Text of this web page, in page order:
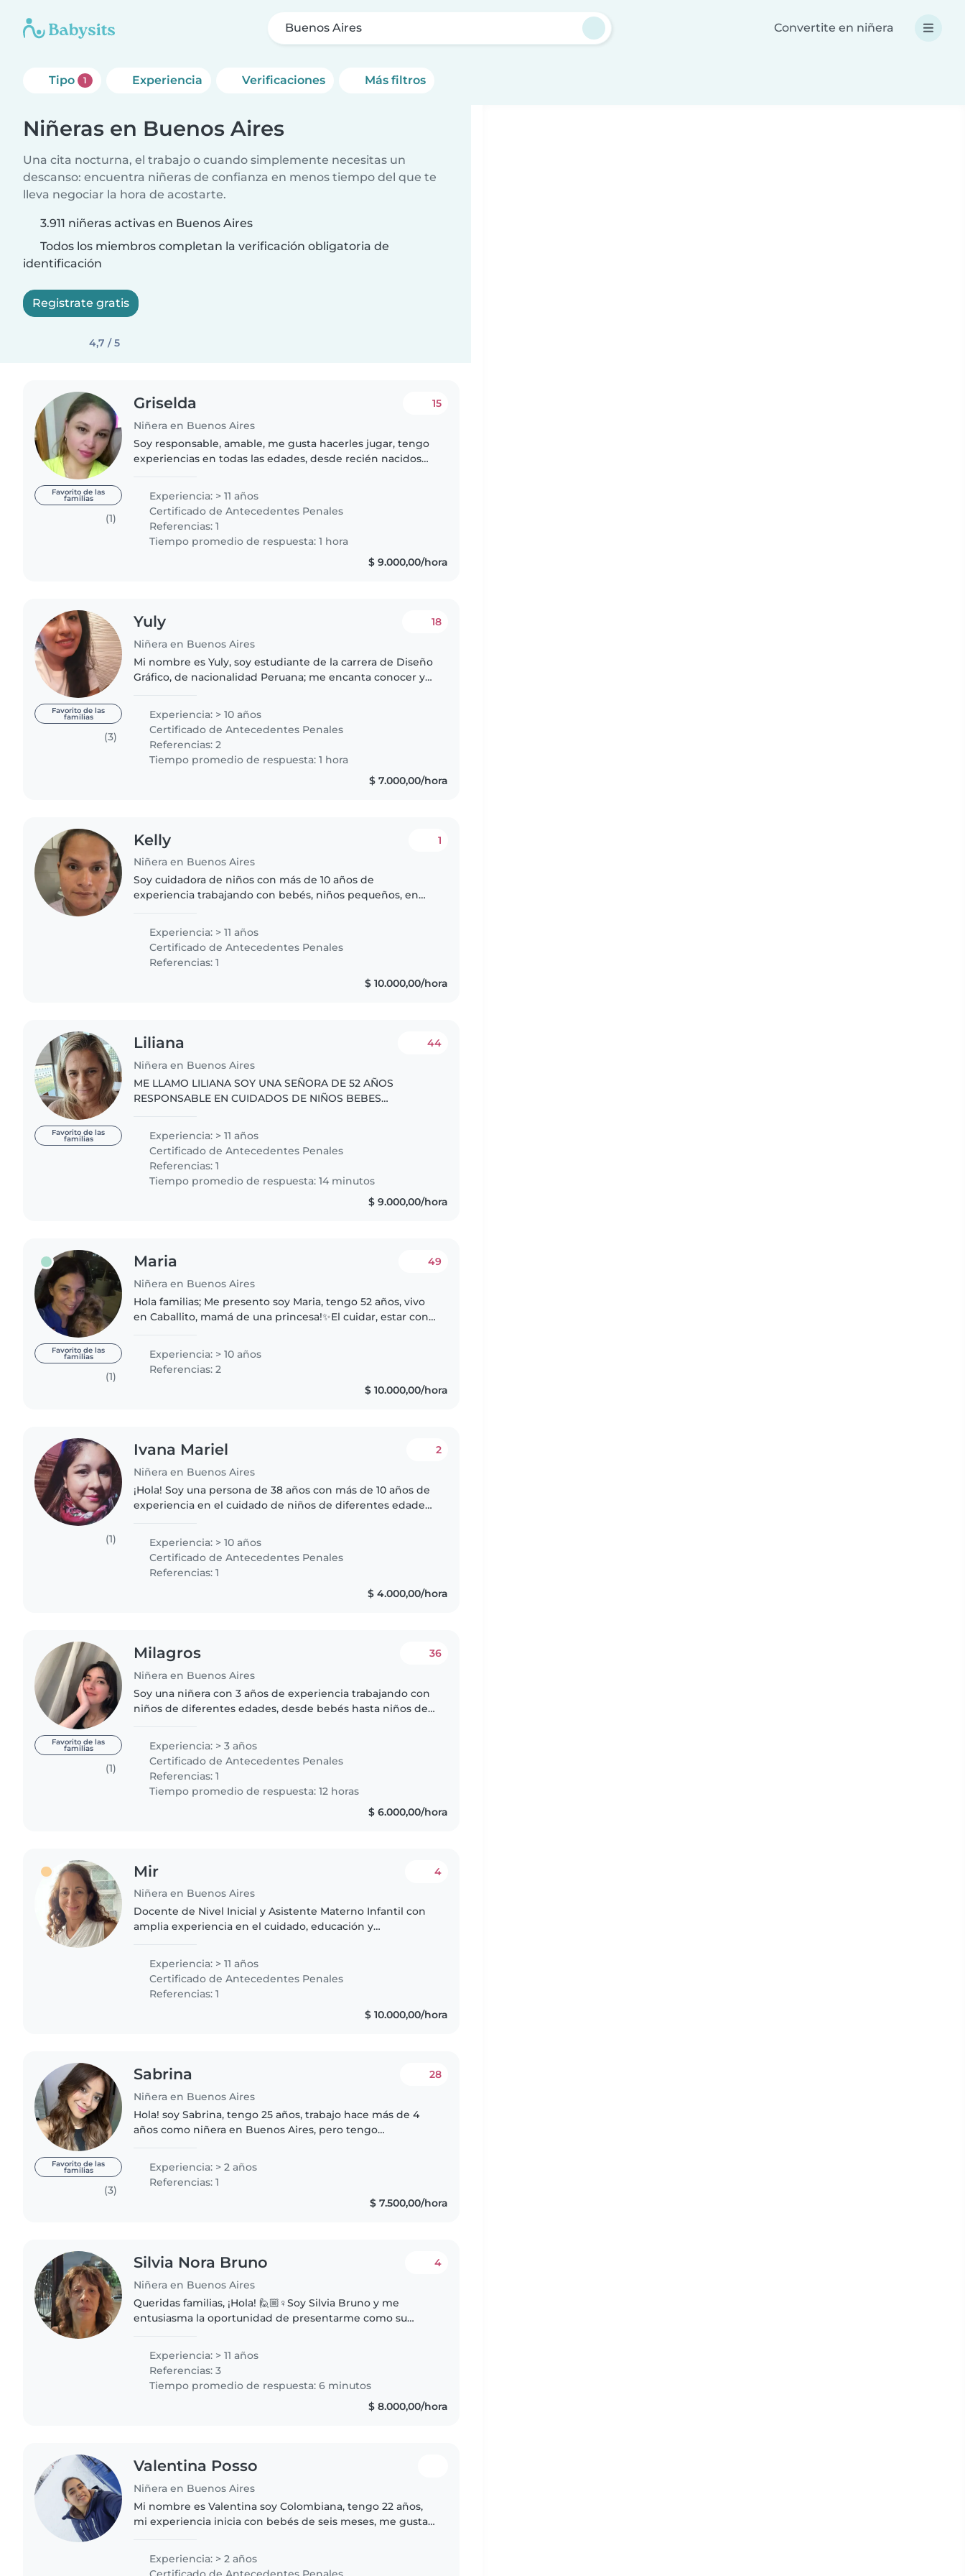
Buenos Aires Convertite en niñera
Tipo 1 Experiencia Verificaciones Más filtros
Niñeras en Buenos Aires
Una cita nocturna, el trabajo o cuando simplemente necesitas un
descanso: encuentra niñeras de confianza en menos tiempo del que te
lleva negociar la hora de acostarte.
3.911 niñeras activas en Buenos Aires
Todos los miembros completan la verificación obligatoria de
identificación
Registrate gratis
4,7 / 5
Favorito de las
familias
(1)
Griselda
Niñera en Buenos Aires
15
Soy responsable, amable, me gusta hacerles jugar, tengo
experiencias en todas las edades, desde recién nacidos
entrenamiento..
Experiencia: > 11 años
Certificado de Antecedentes Penales
Referencias: 1
Tiempo promedio de respuesta: 1 hora
$ 9.000,00/hora
Favorito de las
familias
(3)
Yuly
Niñera en Buenos Aires
18
Mi nombre es Yuly, soy estudiante de la carrera de Diseño
Gráfico, de nacionalidad Peruana; me encanta conocer y
Experiencia: > 10 años
Certificado de Antecedentes Penales
Referencias: 2
Tiempo promedio de respuesta: 1 hora
$ 7.000,00/hora
Kelly
Niñera en Buenos Aires
1
Soy cuidadora de niños con más de 10 años de
experiencia trabajando con bebés, niños pequeños, en
persona responsable, creativa y..
Experiencia: > 11 años
Certificado de Antecedentes Penales
Referencias: 1
$ 10.000,00/hora
Favorito de las
familias
Liliana
Niñera en Buenos Aires
44
ME LLAMO LILIANA SOY UNA SEÑORA DE 52 AÑOS
RESPONSABLE EN CUIDADOS DE NIÑOS BEBES
SOY UNA SEÑORA CON DOS HIJAS GRANDES CADA UNA
CON SUS..
Experiencia: > 11 años
Certificado de Antecedentes Penales
Referencias: 1
Tiempo promedio de respuesta: 14 minutos
$ 9.000,00/hora
Favorito de las
familias
(1)
Maria
Niñera en Buenos Aires
49
Hola familias; Me presento soy Maria, tengo 52 años, vivo
en Caballito, mamá de una princesa!✨El cuidar, estar con
Cuento con..
Experiencia: > 10 años
Referencias: 2
$ 10.000,00/hora
(1)
Ivana Mariel
Niñera en Buenos Aires
2
¡Hola! Soy una persona de 38 años con más de 10 años de
experiencia en el cuidado de niños de diferentes edades,
ese tiempo trabajé..
Experiencia: > 10 años
Certificado de Antecedentes Penales
Referencias: 1
$ 4.000,00/hora
Favorito de las
familias
(1)
Milagros
Niñera en Buenos Aires
36
Soy una niñera con 3 años de experiencia trabajando con
niños de diferentes edades, desde bebés hasta niños de
Experiencia: > 3 años
Certificado de Antecedentes Penales
Referencias: 1
Tiempo promedio de respuesta: 12 horas
$ 6.000,00/hora
Mir
Niñera en Buenos Aires
4
Docente de Nivel Inicial y Asistente Materno Infantil con
amplia experiencia en el cuidado, educación y
edad escolar. Responsable,..
Experiencia: > 11 años
Certificado de Antecedentes Penales
Referencias: 1
$ 10.000,00/hora
Favorito de las
familias
(3)
Sabrina
Niñera en Buenos Aires
28
Hola! soy Sabrina, tengo 25 años, trabajo hace más de 4
años como niñera en Buenos Aires, pero tengo
disfruto mucho jugar con los..
Experiencia: > 2 años
Referencias: 1
$ 7.500,00/hora
Silvia Nora Bruno
Niñera en Buenos Aires
4
Queridas familias, ¡Hola! 🙋🏼♀️Soy Silvia Bruno y me
entusiasma la oportunidad de presentarme como su
muy responsable, con un amor..
Experiencia: > 11 años
Referencias: 3
Tiempo promedio de respuesta: 6 minutos
$ 8.000,00/hora
Valentina Posso
Niñera en Buenos Aires
Mi nombre es Valentina soy Colombiana, tengo 22 años,
mi experiencia inicia con bebés de seis meses, me gusta
forma de ver el..
Experiencia: > 2 años